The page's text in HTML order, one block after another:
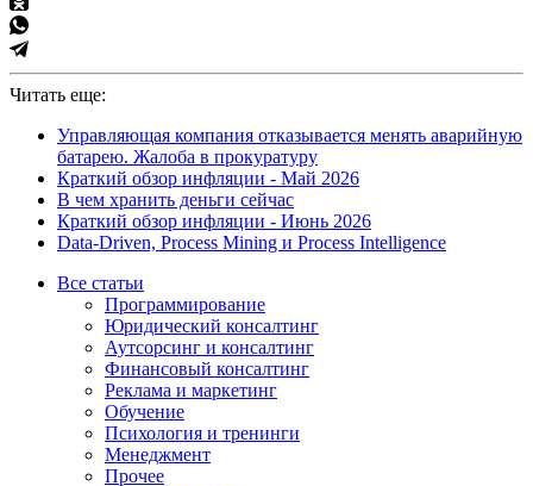
Читать еще:
Управляющая компания отказывается менять аварийную
батарею. Жалоба в прокуратуру
Краткий обзор инфляции - Май 2026
В чем хранить деньги сейчас
Краткий обзор инфляции - Июнь 2026
Data-Driven, Process Mining и Process Intelligence
Все статьи
Программирование
Юридический консалтинг
Аутсорсинг и консалтинг
Финансовый консалтинг
Реклама и маркетинг
Обучение
Психология и тренинги
Менеджмент
Прочее